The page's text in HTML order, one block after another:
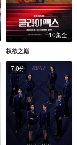
10集全
权欲之巅
7.0分